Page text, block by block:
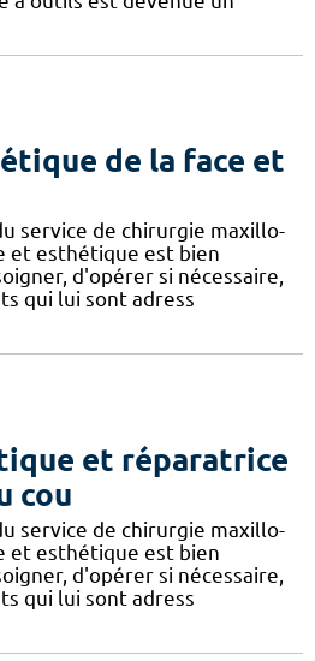
de la face et
service de chirurgie maxillo-
et esthétique est bien
d'opérer si nécessaire,
qui lui sont adress
et réparatrice
cou
service de chirurgie maxillo-
et esthétique est bien
d'opérer si nécessaire,
qui lui sont adress